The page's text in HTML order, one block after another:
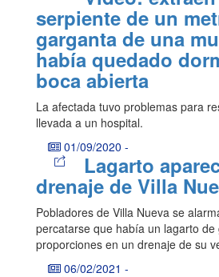
serpiente de un
garganta de una
había quedado
boca abierta
La afectada tuvo problemas para
llevada a un hospital.
01/09/2020 -
Lagarto
drenaje de Villa
Pobladores de Villa Nueva se
percatarse que había un lagarto de
proporciones en un drenaje de su
06/02/2021 -